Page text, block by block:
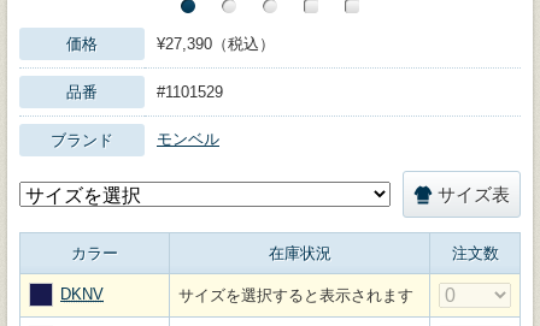
価格 ¥27,390（税込）
品番 #1101529
ブランド モンベル
サイズ表
カラー 在庫状況 注文数
DKNV サイズを選択すると表示されます